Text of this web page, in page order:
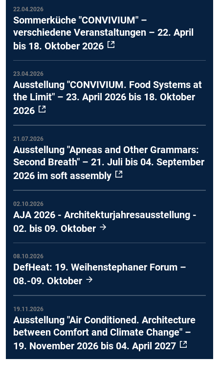
22.04.2026
Sommerküche "CONVIVIUM" –
verschiedene Veranstaltungen – 22. April
bis 18. Oktober 2026
23.04.2026
Ausstellung "CONVIVIUM. Food Systems at
the Limit" – 23. April 2026 bis 18. Oktober
2026
21.07.2026
Ausstellung "Apneas and Other Grammars:
Second Breath" – 21. Juli bis 04. September
2026 im soft assembly
02.10.2026
AJA 2026 - Architekturjahresausstellung -
02. bis 09. Oktober
08.10.2026
DefHeat: 19. Weihenstephaner Forum –
08.-09. Oktober
19.11.2026
Ausstellung "Air Conditioned. Architecture
between Comfort and Climate Change" –
19. November 2026 bis 04. April 2027